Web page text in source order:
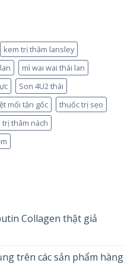
kem trị thâm lansley
mì wai wai thái lan
Son 4U2 thái
mối tận gốc
thuốc trị sẹo
trị thâm nách
Collagen thật giả
trên các sản phẩm hàng